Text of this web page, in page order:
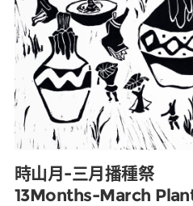
時山月-三月播種祭
13Months-March